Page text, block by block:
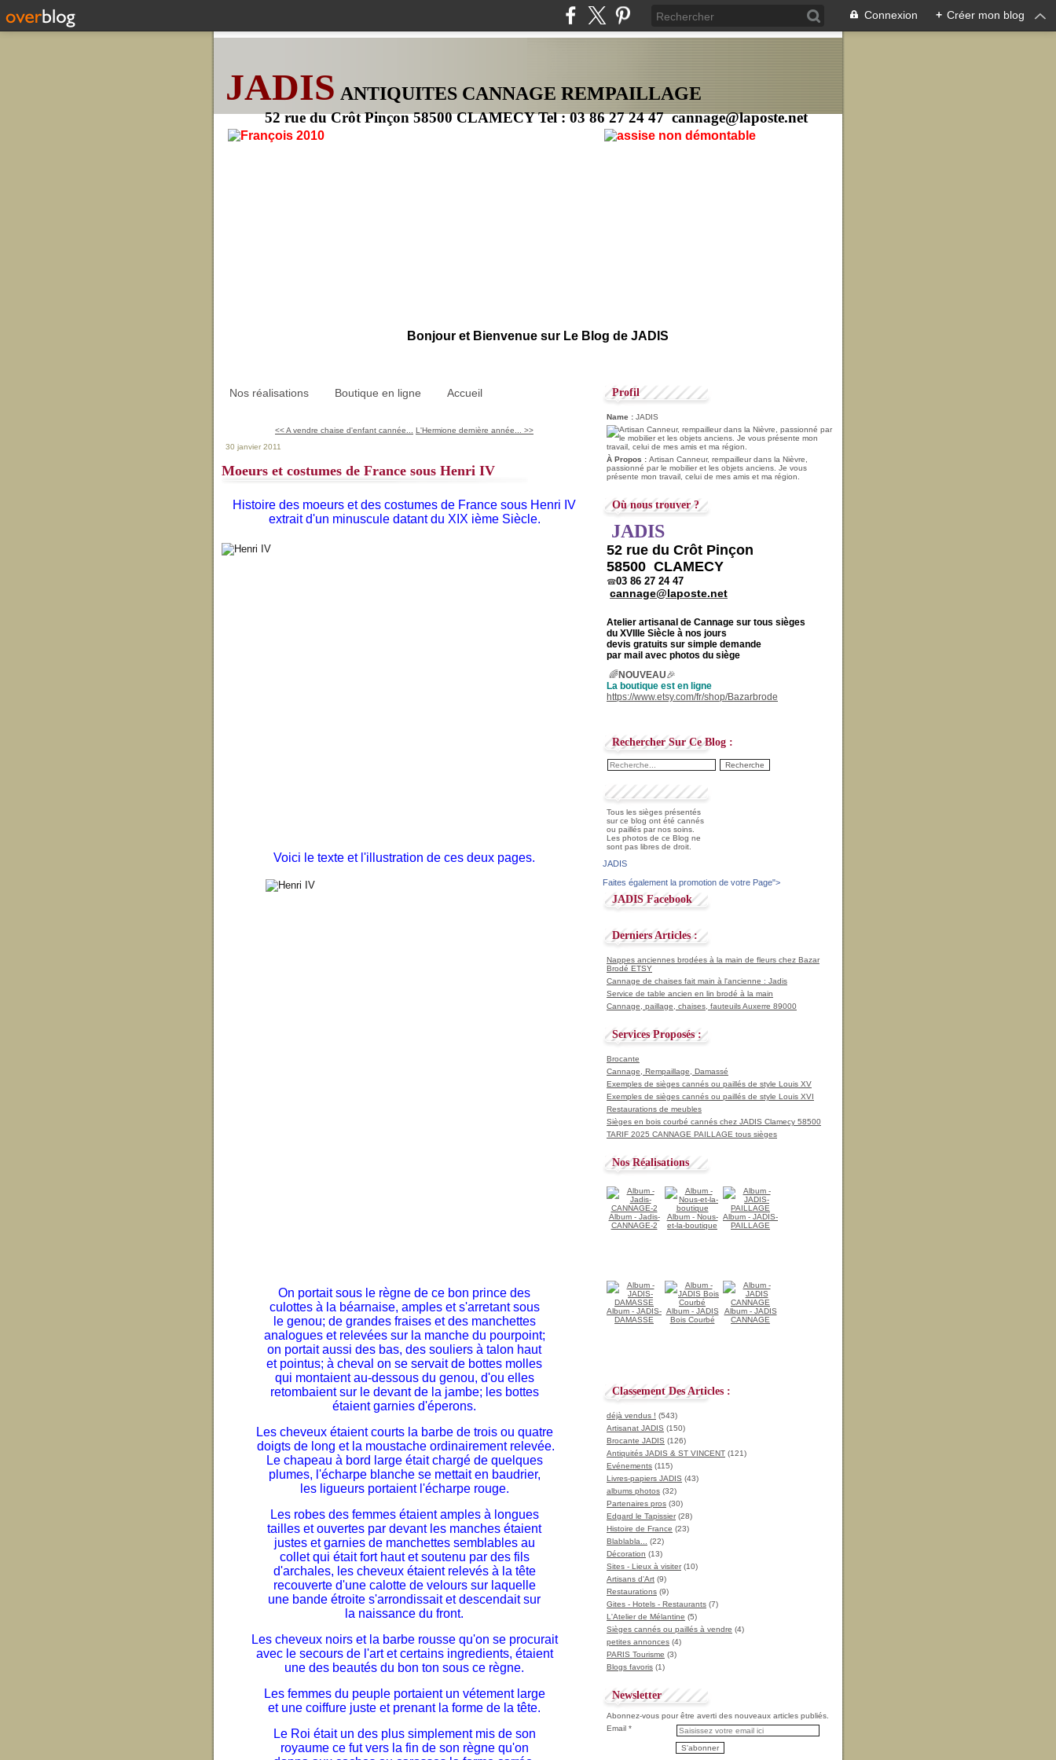
Connexion + Créer mon blog
JADIS ANTIQUITES CANNAGE REMPAILLAGE
52 rue du Crôt Pinçon 58500 CLAMECY Tel : 03 86 27 24 47 cannage@laposte.net
Bonjour et Bienvenue sur Le Blog de JADIS
Nos réalisations Boutique en ligne Accueil
<< A vendre chaise d'enfant cannée...
L'Hermione dernière année... >>
30 janvier 2011
Moeurs et costumes de France sous Henri IV
Histoire des moeurs et des costumes de France sous Henri IV
extrait d'un minuscule datant du XIX ième Siècle.
Voici le texte et l'illustration de ces deux pages.
On portait sous le règne de ce bon prince des
culottes à la béarnaise, amples et s'arretant sous
le genou; de grandes fraises et des manchettes
analogues et relevées sur la manche du pourpoint;
on portait aussi des bas, des souliers à talon haut
et pointus; à cheval on se servait de bottes molles
qui montaient au-dessous du genou, d'ou elles
retombaient sur le devant de la jambe; les bottes
étaient garnies d'éperons.
Les cheveux étaient courts la barbe de trois ou quatre
doigts de long et la moustache ordinairement relevée.
Le chapeau à bord large était chargé de quelques
plumes, l'écharpe blanche se mettait en baudrier,
les ligueurs portaient l'écharpe rouge.
Les robes des femmes étaient amples à longues
tailles et ouvertes par devant les manches étaient
justes et garnies de manchettes semblables au
collet qui était fort haut et soutenu par des fils
d'archales, les cheveux étaient relevés à la tête
recouverte d'une calotte de velours sur laquelle
une bande étroite s'arrondissait et descendait sur
la naissance du front.
Les cheveux noirs et la barbe rousse qu'on se procurait
avec le secours de l'art et certains ingredients, étaient
une des beautés du bon ton sous ce règne.
Les femmes du peuple portaient un vétement large
et une coiffure juste et prenant la forme de la tête.
Le Roi était un des plus simplement mis de son
royaume ce fut vers la fin de son règne qu'on
Profil
Name : JADIS
À Propos : Artisan Canneur, rempailleur dans la Nièvre,
passionné par le mobilier et les objets anciens. Je vous
présente mon travail, celui de mes amis et ma région.
Où nous trouver ?
JADIS
52 rue du Crôt Pinçon
58500 CLAMECY
☎03 86 27 24 47
cannage@laposte.net
Atelier artisanal de Cannage sur tous sièges
du XVIIIe Siècle à nos jours
devis gratuits sur simple demande
par mail avec photos du siège
🌈NOUVEAU🎉
La boutique est en ligne
https://www.etsy.com/fr/shop/Bazarbrode
Rechercher Sur Ce Blog :
Tous les sièges présentés
sur ce blog ont été cannés
ou paillés par nos soins.
Les photos de ce Blog ne
sont pas libres de droit.
JADIS
Faites également la promotion de votre Page">
JADIS Facebook
Derniers Articles :
Nappes anciennes brodées à la main de fleurs chez Bazar
Brodé ETSY
Cannage de chaises fait main à l'ancienne : Jadis
Service de table ancien en lin brodé à la main
Cannage, paillage, chaises, fauteuils Auxerre 89000
Services Proposés :
Brocante
Cannage, Rempaillage, Damassé
Exemples de sièges cannés ou paillés de style Louis XV
Exemples de sièges cannés ou paillés de style Louis XVI
Restaurations de meubles
Sièges en bois courbé cannés chez JADIS Clamecy 58500
TARIF 2025 CANNAGE PAILLAGE tous sièges
Nos Réalisations
Album - Jadis-
CANNAGE-2
Album - Nous-
et-la-boutique
Album - JADIS-
PAILLAGE
Album - JADIS-
DAMASSE
Album - JADIS
Bois Courbé
Album - JADIS
CANNAGE
Classement Des Articles :
déjà vendus ! (543)
Artisanat JADIS (150)
Brocante JADIS (126)
Antiquités JADIS & ST VINCENT (121)
Evénements (115)
Livres-papiers JADIS (43)
albums photos (32)
Partenaires pros (30)
Edgard le Tapissier(28)
Histoire de France (23)
Blablabla...
(22)
Décoration (13)
Sites - Lieux à visiter(10)
Artisans d'Art (9)
Restaurations (9)
Gites - Hotels - Restaurants (7)
L'Atelier de Mélantine (5)
Sièges cannés ou paillés à vendre (4)
petites annonces (4)
PARIS Tourisme (3)
Blogs favoris (1)
Newsletter
Abonnez-vous pour être averti des nouveaux articles publiés.
Email